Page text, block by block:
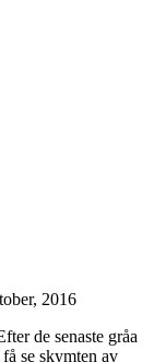
2016
de senaste gråa
se skymten av